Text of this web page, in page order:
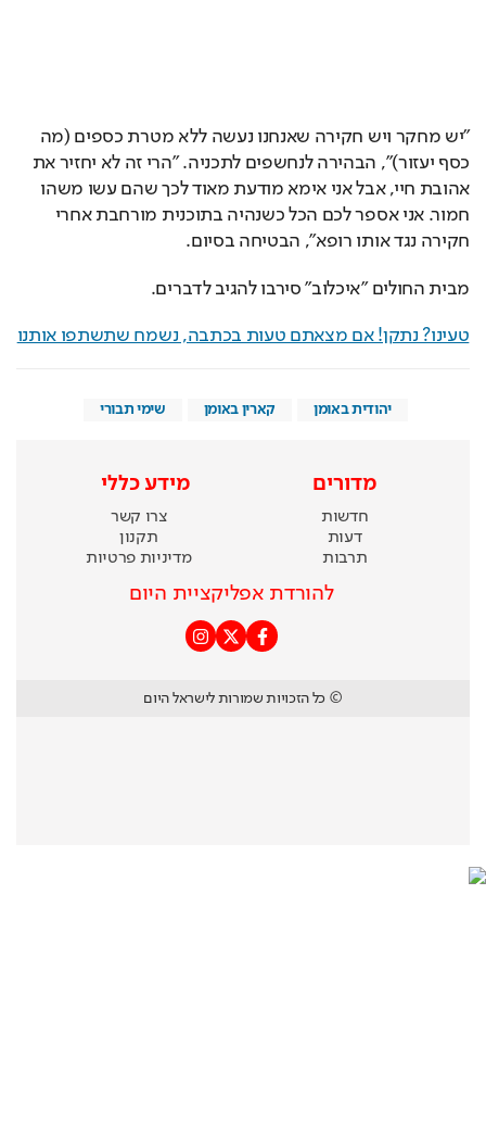
"יש מחקר ויש חקירה שאנחנו נעשה ללא מטרת כספים (מה
כסף יעזור)", הבהירה לנחשפים לתכניה. "הרי זה לא יחזיר את
אהובת חיי, אבל אני אימא מודעת מאוד לכך שהם עשו משהו
חמור. אני אספר לכם הכל כשנהיה בתוכנית מורחבת אחרי
חקירה נגד אותו רופא", הבטיחה בסיום.
מבית החולים "איכלוב" סירבו להגיב לדברים.
טעינו? נתקן! אם מצאתם טעות בכתבה, נשמח שתשתפו אותנו
יהודית באומן קארין באומן שימי תבורי
מדורים
חדשות
דעות
תרבות
מידע כללי
צרו קשר
תקנון
מדיניות פרטיות
להורדת אפליקציית היום
© כל הזכויות שמורות לישראל היום